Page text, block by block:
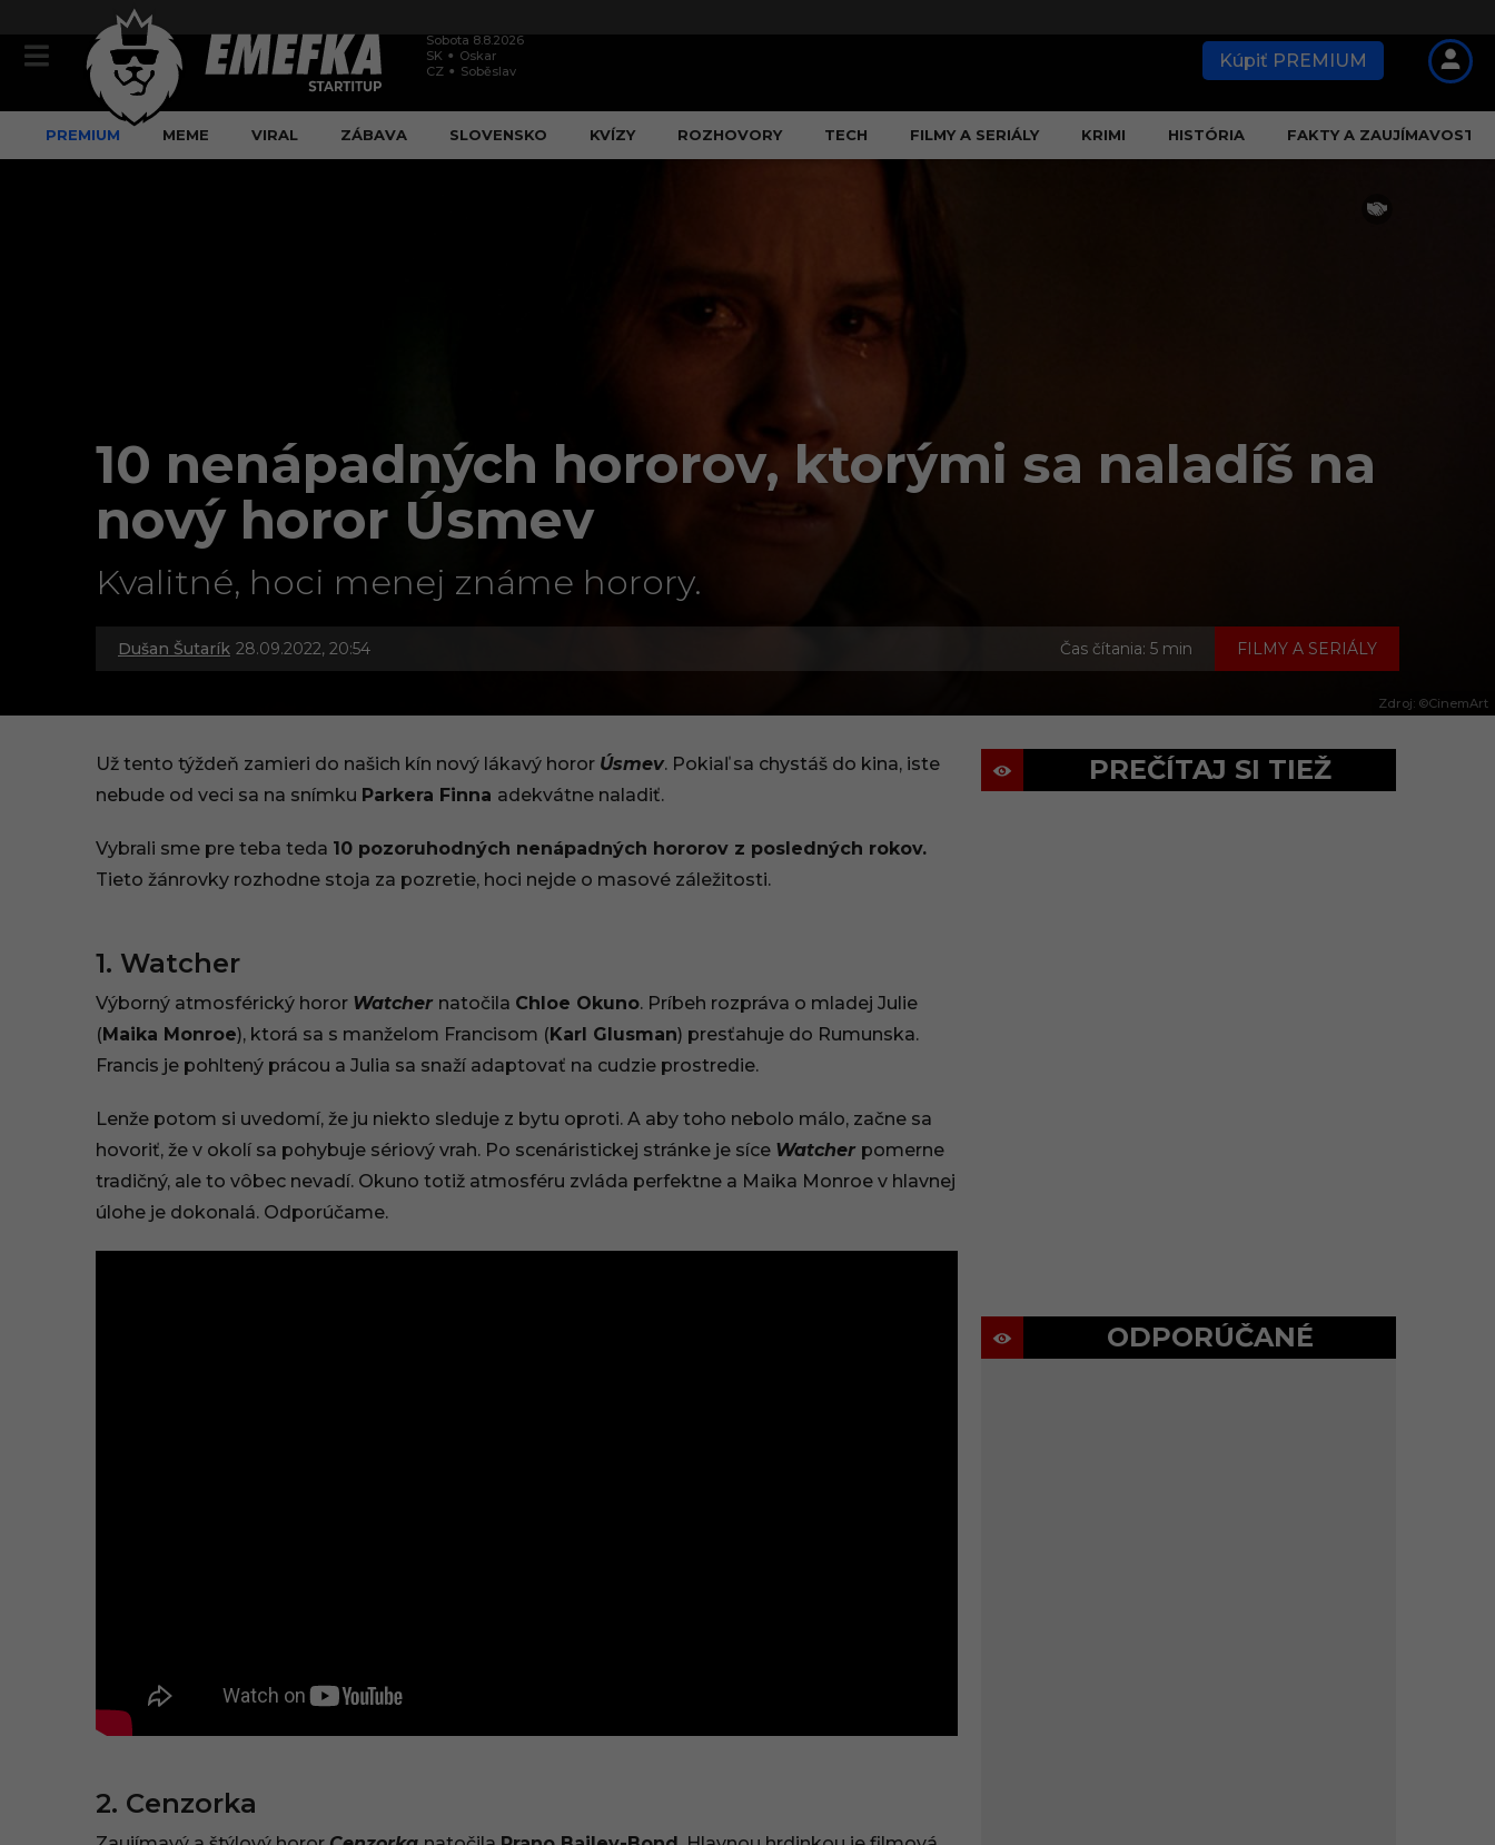
Sobota 8.8.2026
SK
Oskar
CZ
Soběslav Kúpiť PREMIUM
PREMIUM MEME VIRAL ZÁBAVA SLOVENSKO KVÍZY ROZHOVORY TECH FILMY A SERIÁLY KRIMI HISTÓRIA FAKTY A ZAUJÍMAVOSTI
Zdroj: ©CinemArt
10 nenápadných hororov, ktorými sa naladíš na
nový horor Úsmev
Kvalitné, hoci menej známe horory.
Dušan Šutarík 28.09.2022, 20:54
2
.
0
2
2
6
Čas čítania: 5 min FILMY A SERIÁLY
Už tento týždeň zamieri do našich kín nový lákavý horor Úsmev. Pokiaľ sa chystáš do kina, iste
nebude od veci sa na snímku Parkera Finna adekvátne naladiť.
Vybrali sme pre teba teda 10 pozoruhodných nenápadných hororov z posledných rokov.
Tieto žánrovky rozhodne stoja za pozretie, hoci nejde o masové záležitosti.
1. Watcher
Výborný atmosférický horor Watcher natočila Chloe Okuno. Príbeh rozpráva o mladej Julie
(Maika Monroe), ktorá sa s manželom Francisom (Karl Glusman) presťahuje do Rumunska.
Francis je pohltený prácou a Julia sa snaží adaptovať na cudzie prostredie.
Lenže potom si uvedomí, že ju niekto sleduje z bytu oproti. A aby toho nebolo málo, začne sa
hovoriť, že v okolí sa pohybuje sériový vrah. Po scenáristickej stránke je síce Watcher pomerne
tradičný, ale to vôbec nevadí. Okuno totiž atmosféru zvláda perfektne a Maika Monroe v hlavnej
úlohe je dokonalá. Odporúčame.
2. Cenzorka
PREČÍTAJ SI TIEŽ
ODPORÚČANÉ